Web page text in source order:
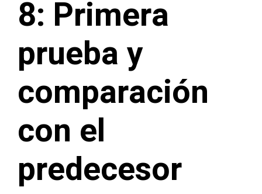
8: Primera
prueba y
comparación
con el
predecesor